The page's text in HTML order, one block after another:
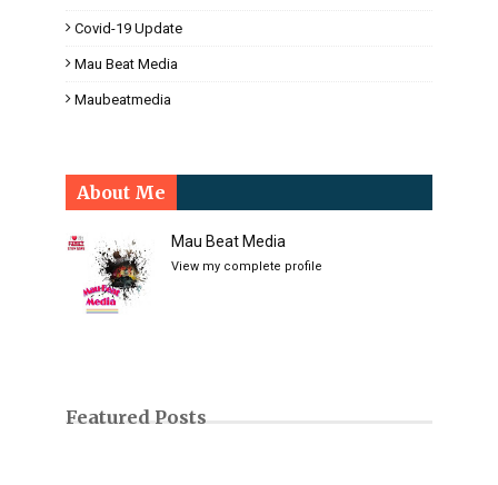
Covid-19 Update
Mau Beat Media
Maubeatmedia
About Me
Mau Beat Media
View my complete profile
Featured Posts